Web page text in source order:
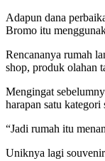
Adapun dana
Bromo itu
Rencananya rumah
shop, produk olahan
Mengingat
harapan satu kategori
“Jadi rumah itu
Uniknya lagi